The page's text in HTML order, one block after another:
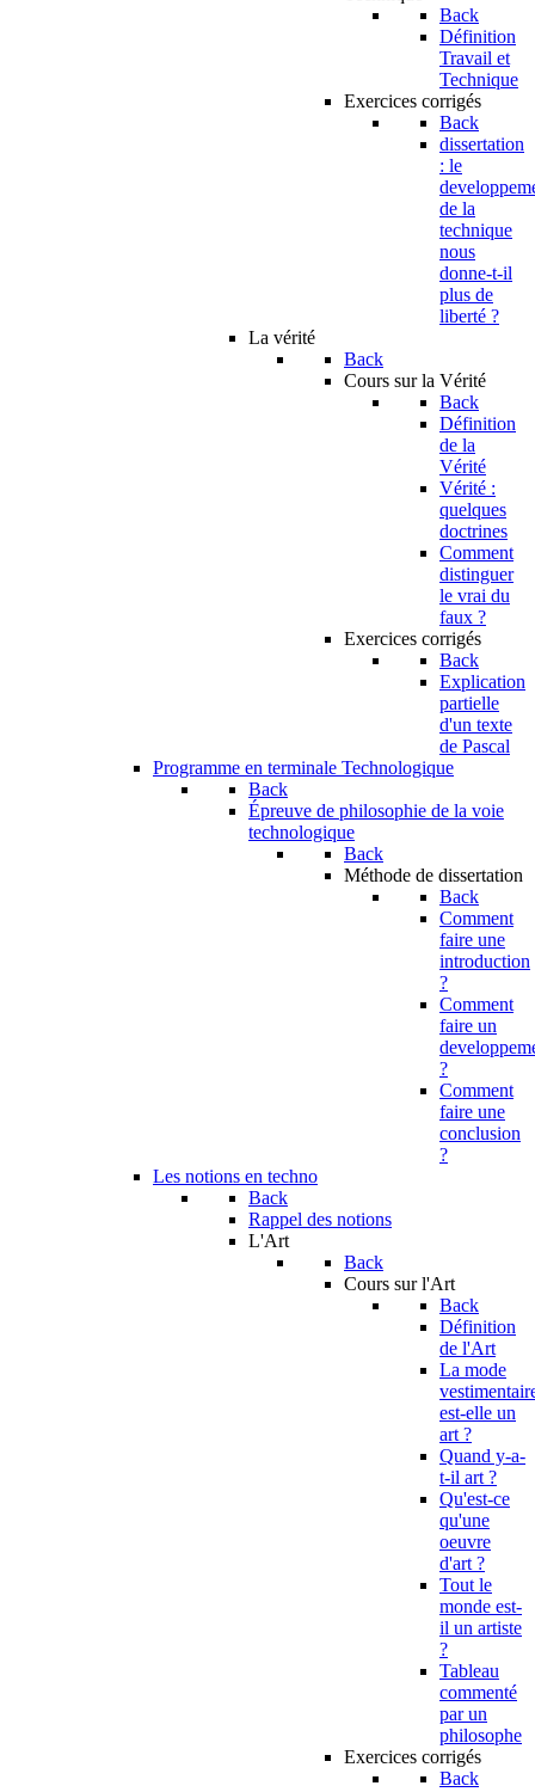
Back
Définition
Travail et
Technique
Exercices corrigés
Back
dissertation
: le
de la
technique
nous
donne-t-il
plus de
liberté ?
La vérité
Back
Cours sur la Vérité
Back
Définition
de la
Vérité
Vérité :
quelques
doctrines
Comment
distinguer
le vrai du
faux ?
Exercices corrigés
Back
Explication
partielle
d'un texte
de Pascal
Programme en terminale Technologique
Back
Épreuve de philosophie de la voie
technologique
Back
Méthode de dissertation
Back
Comment
faire une
introduction
?
Comment
faire un
?
Comment
faire une
conclusion
?
Les notions en techno
Back
Rappel des notions
L'Art
Back
Cours sur l'Art
Back
Définition
de l'Art
La mode
est-elle un
art ?
Quand y-a-
t-il art ?
Qu'est-ce
qu'une
oeuvre
d'art ?
Tout le
monde est-
il un artiste
?
Tableau
commenté
par un
philosophe
Exercices corrigés
Back